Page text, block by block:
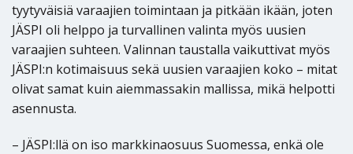
tyytyväisiä varaajien toimintaan ja pitkään ikään, joten
JÄSPI oli helppo ja turvallinen valinta myös uusien
varaajien suhteen. Valinnan taustalla vaikuttivat myös
JÄSPI:n kotimaisuus sekä uusien varaajien koko – mitat
olivat samat kuin aiemmassakin mallissa, mikä helpotti
asennusta.
– JÄSPI:llä on iso markkinaosuus Suomessa, enkä ole